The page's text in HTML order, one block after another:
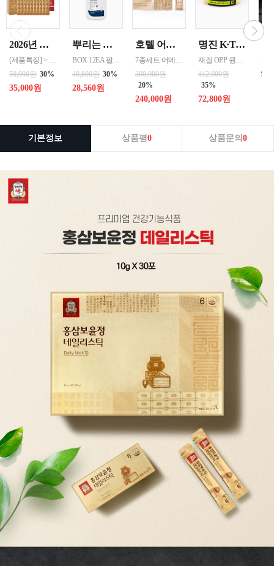
2026년 설명절 선물세트 [정관장] 홍삼기보데일리스틱 10ml*10포
[제품특징] > 120여 년 노하우로 재배된 6년근 홍과 제조기술로 추출 > 100% 계약재배를 통한 6년근 인삼 > 430여 가지의까다로운 품질 검사 > 액상형 농축액으로 음용이 쉬움 [제품성분] > 덱스트린, 정제수, 홍삼농축액(6년근, 고형분 64%, 홍삼성분 70mg/g 이상, 국산) 6.5%, 녹용추출액(뉴질랜드산), 식물혼합농축액(작약
50,000원 30%
35,000원
뿌리는 락스세제(욕실용) 1,000ml 12개 한박스단위 판매
BOX 12EA 팔레트 0.0123 원산지 한국 BARCODE 8809367760815
40,800원 30%
28,560원
호텔 어메니티 여행용 세면도구 50세트 대박스로만 판매 친환경 트레블세트 해외여행준비물 여행세트 일회용세면도구 어메니티세트
7종세트 어메니티 단체
300,000원
20%
240,000원
명진 K·T OPP테이프 80M(투명) 48mmx80M 50개 한박스단위 판매
재질 OPP 원산지 한국 BARCODE 8809357185789
112,000원
35%
72,800원
기본정보 상품평0 상품문의0